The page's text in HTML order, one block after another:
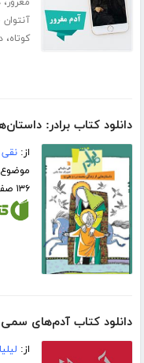
مغرور
کوتاه،
دانلود کتاب برادر:
از:
۱۳۶ صفحه
دانلود کتاب آدم‌های سمی
از: